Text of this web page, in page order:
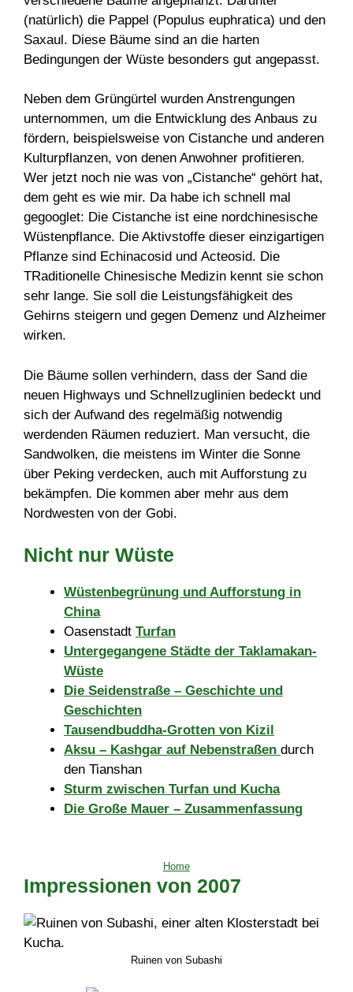
(natürlich) die Pappel (Populus euphratica) und den
Saxaul. Diese Bäume sind an die harten
Bedingungen der Wüste besonders gut angepasst.
Neben dem Grüngürtel wurden Anstrengungen
unternommen, um die Entwicklung des Anbaus zu
fördern, beispielsweise von Cistanche und anderen
Kulturpflanzen, von denen Anwohner profitieren.
Wer jetzt noch nie was von „Cistanche“ gehört hat,
dem geht es wie mir. Da habe ich schnell mal
gegooglet: Die Cistanche ist eine nordchinesische
Wüstenpflance. Die Aktivstoffe dieser einzigartigen
Pflanze sind Echinacosid und Acteosid. Die
TRaditionelle Chinesische Medizin kennt sie schon
sehr lange. Sie soll die Leistungsfähigkeit des
Gehirns steigern und gegen Demenz und Alzheimer
wirken.
Die Bäume sollen verhindern, dass der Sand die
neuen Highways und Schnellzuglinien bedeckt und
sich der Aufwand des regelmäßig notwendig
werdenden Räumen reduziert. Man versucht, die
Sandwolken, die meistens im Winter die Sonne
über Peking verdecken, auch mit Aufforstung zu
bekämpfen. Die kommen aber mehr aus dem
Nordwesten von der Gobi.
Nicht nur Wüste
Wüstenbegrünung und Aufforstung in
China
Oasenstadt Turfan
Untergegangene Städte der Taklamakan-
Wüste
Die Seidenstraße – Geschichte und
Geschichten
Tausendbuddha-Grotten von Kizil
Aksu – Kashgar auf Nebenstraßen durch
den Tianshan
Sturm zwischen Turfan und Kucha
Die Große Mauer – Zusammenfassung
Home
Impressionen von 2007
Ruinen von Subashi